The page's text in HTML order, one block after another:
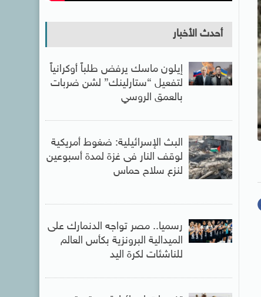
أحدث الأخبار
إيلون ماسك يرفض طلباً أوكرانياً
لتفعيل “ستارلينك” لشن ضربات
بالعمق الروسي
البث الإسرائيلية: ضغوط أمريكية
لوقف النار فى غزة لمدة أسبوعين
لنزع سلاح حماس
رسميا.. مصر تواجه الدنمارك على
الميدالية البرونزية بكأس العالم
للناشئات لكرة اليد